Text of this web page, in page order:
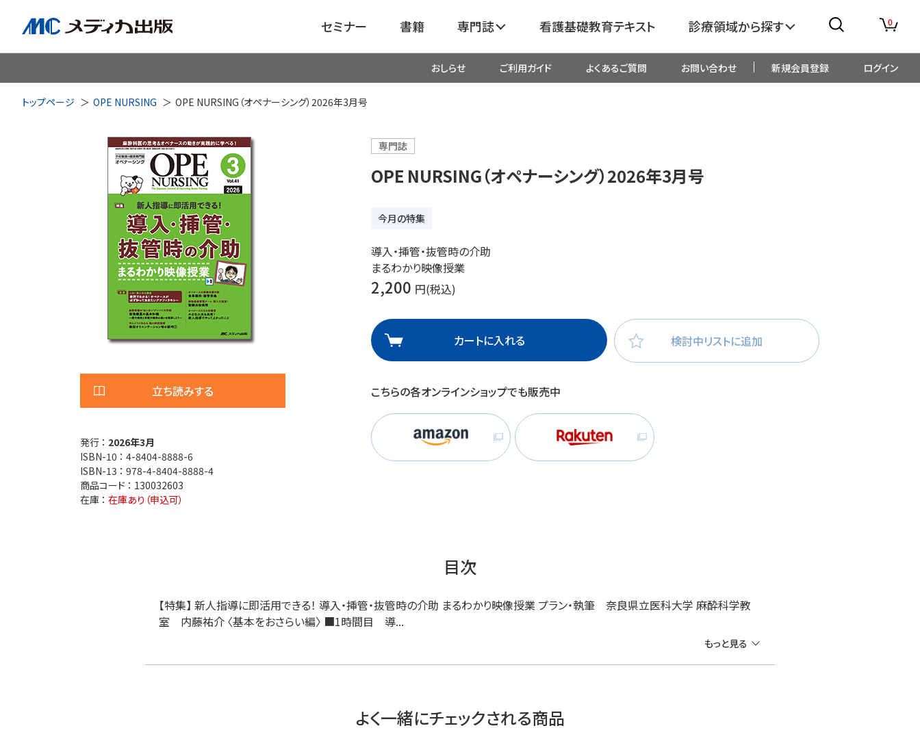
セミナー 書籍 専門誌
看護
医学
栄養
看護基礎教育テキスト 診療領域から探す
脳神経 循環器 心臓血管
透析・腎臓・血液浄化 がん
耳鼻咽喉科 産科・婦人科・周産期・助産 新生児・小児
手術室・麻酔
感染管理・感染症
医療安全 在宅医療・看護 高齢者看護
退院調整・地域医療連携 高齢者介護
0
おしらせ ご利用ガイド よくあるご質問 お問い合わせ 新規会員登録 ログイン
トップページ OPE NURSING OPE NURSING（オペナーシング）2026年3月号
立ち読みする
発行 ： 2026年3月
ISBN-10 ： 4-8404-8888-6
ISBN-13 ： 978-4-8404-8888-4
商品コード ： 130032603
在庫 ： 在庫あり（申込可）
専門誌
OPE NURSING（オペナーシング）2026年3月号
今月の特集
導入・挿管・抜管時の介助
まるわかり映像授業
2,200 円(税込)
カートに入れる 検討中リストに追加
こちらの各オンラインショップでも販売中
目次
【特集】 新人指導に即活用できる！ 導入・挿管・抜管時の介助 まるわかり映像授業 プラン・執筆 奈良県立医科大学 麻酔科学教
室 内藤祐介 〈基本をおさらい編〉 ■1時間目 導...
もっと見る
よく一緒にチェックされる商品